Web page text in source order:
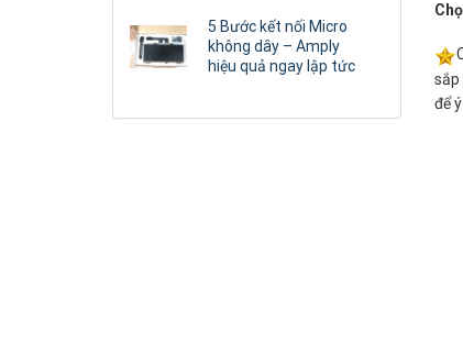
5 Bước kết nối Micro
không dây – Amply
hiệu quả ngay lập tức
sắp
để